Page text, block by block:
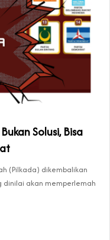
Solusi, Bisa
(Pilkada) dikembalikan
dinilai akan memperlemah